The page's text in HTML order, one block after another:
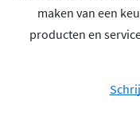
maken van een
producten en